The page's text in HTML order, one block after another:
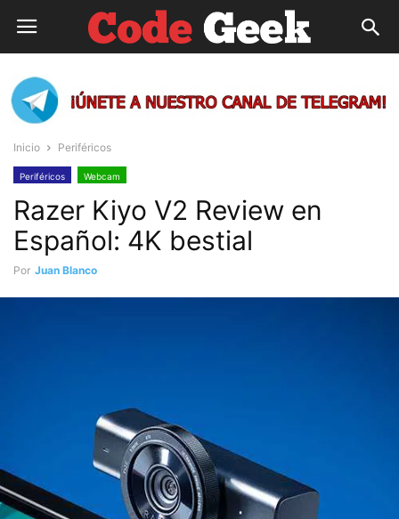
Inicio Periféricos
Periféricos Webcam
Razer Kiyo V2 Review en
Español: 4K bestial
Por Juan Blanco